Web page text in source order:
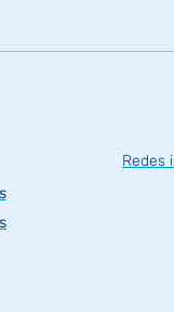
Redes